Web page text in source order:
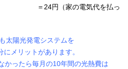
の電気代を払っ
太陽光発電システムを
メリットがあります。
かったら毎月の10年間の光熱費は